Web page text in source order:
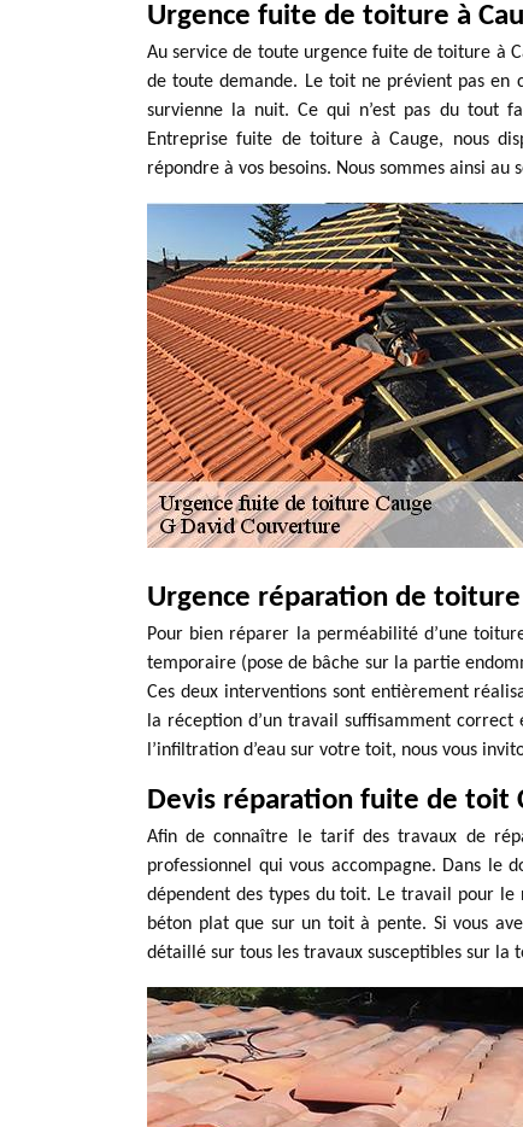
Urgence fuite de toiture à
Au service de toute urgence fuite de toiture à
de toute demande. Le toit ne prévient pas en
survienne la nuit. Ce qui n’est pas du tout
Entreprise fuite de toiture à Cauge, nous
répondre à vos besoins. Nous sommes ainsi au
Urgence réparation de
Pour bien réparer la perméabilité d’une
temporaire (pose de bâche sur la partie
Ces deux interventions sont entièrement
la réception d’un travail suffisamment
l’infiltration d’eau sur votre toit, nous vous
Devis réparation fuite de toit
Afin de connaître le tarif des travaux de
professionnel qui vous accompagne. Dans
dépendent des types du toit. Le travail pour
béton plat que sur un toit à pente. Si vous
détaillé sur tous les travaux susceptibles sur la